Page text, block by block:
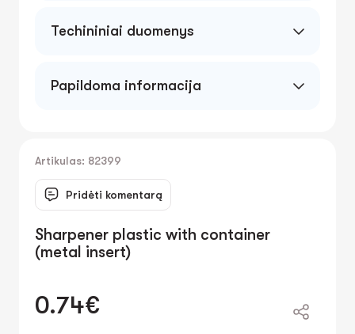
Techininiai duomenys
Papildoma informacija
Artikulas: 82399
Pridėti komentarą
Sharpener plastic with container
(metal insert)
0.74€